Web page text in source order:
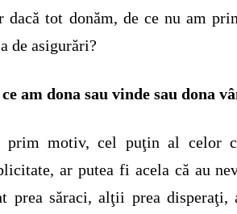
dacă tot donăm, de ce nu am
de asigurări?
am dona sau vinde sau dona
prim motiv, cel puţin al celor
ar putea fi acela că au
prea săraci, alţii prea